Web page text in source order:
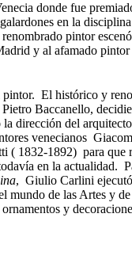
donde fue
en la
pintor
y al afamado pintor
pintor. El histórico y
Baccanello,
la dirección del
venecianos
( 1832-1892) para que
en la actualidad.
, Giulio Carlini
mundo de las Artes y
y